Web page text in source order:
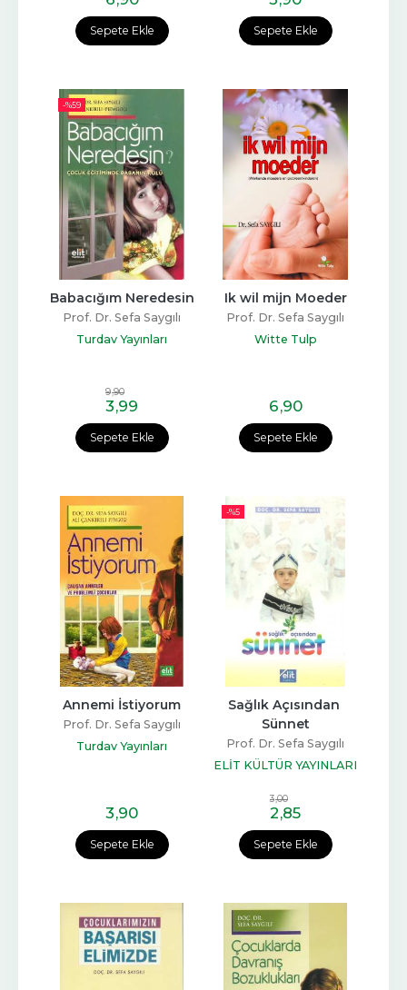
Sepete Ekle Sepete Ekle
-%59
Sepete Ekle
Babacığım Neredesin
Prof. Dr. Sefa Saygılı
Turdav Yayınları
9,90
3,99
Sepete Ekle
Ik wil mijn Moeder
Prof. Dr. Sefa Saygılı
Witte Tulp
6,90
Sepete Ekle
Annemi İstiyorum
Prof. Dr. Sefa Saygılı
Turdav Yayınları
3,90
-%5
Sepete Ekle
Sağlık Açısından
Sünnet
Prof. Dr. Sefa Saygılı
ELİT KÜLTÜR YAYINLARI
3,00
2,85